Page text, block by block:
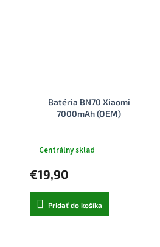
Batéria BN70 Xiaomi
7000mAh (OEM)
Centrálny sklad
€19,90
Pridať do košíka